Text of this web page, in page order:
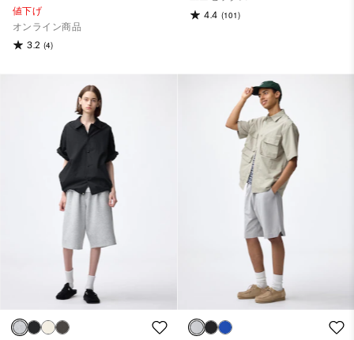
値下げ
オンライン商品
3.2 (4)
4.4 (101)